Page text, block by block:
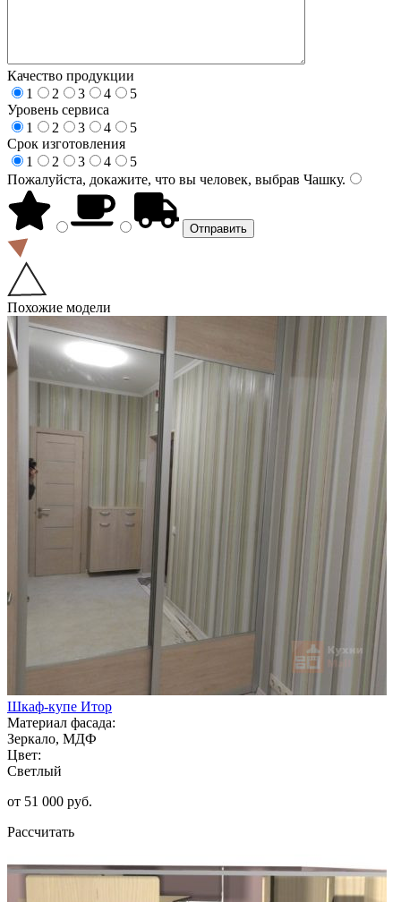
Качество продукции
1
2 3 4
5
Уровень сервиса
1
2 3 4
5
Срок изготовления
1
2 3 4
5
Пожалуйста, докажите, что вы человек, выбрав Чашку.
Похожие модели
Шкаф-купе Итор
Материал фасада:
Зеркало, МДФ
Цвет:
Светлый
от 51 000 руб.
Рассчитать